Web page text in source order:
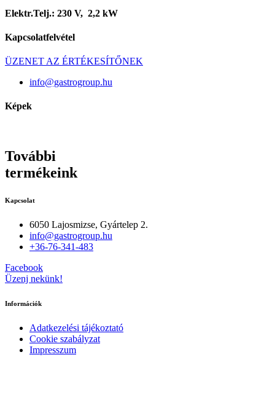
Elektr.Telj.: 230 V, 2,2 kW
Kapcsolatfelvétel
ÜZENET AZ ÉRTÉKESÍTŐNEK
info@gastrogroup.hu
Képek
További
termékeink
Kapcsolat
6050 Lajosmizse, Gyártelep 2.
info@gastrogroup.hu
+36-76-341-483
Facebook
Üzenj nekünk!
Információk
Adatkezelési tájékoztató
Cookie szabályzat
Impresszum